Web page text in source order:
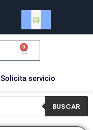
0
Solicita servicio
BUSCAR